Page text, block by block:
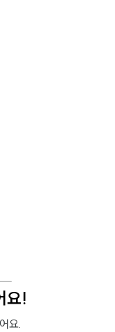
요!
요.